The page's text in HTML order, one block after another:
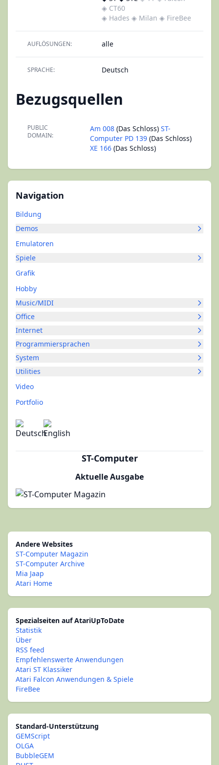
Navigation
Bildung
Demos
Emulatoren
Spiele
Grafik
Hobby
Music/MIDI
Office
Internet
Programmiersprachen
System
Utilities
Video
Portfolio
ST-Computer
Aktuelle Ausgabe
◈ CT60
◈ Hades ◈ Milan ◈ FireBee
AUFLÖSUNGEN: alle
SPRACHE: Deutsch
Bezugsquellen
PUBLIC
DOMAIN:
Am 008 (Das Schloss) ST-
Computer PD 139 (Das Schloss)
XE 166 (Das Schloss)
Andere Websites
ST-Computer Magazin
ST-Computer Archive
Mia Jaap
Atari Home
Spezialseiten auf AtariUpToDate
Statistik
Über
RSS feed
Empfehlenswerte Anwendungen
Atari ST Klassiker
Atari Falcon Anwendungen & Spiele
FireBee
Standard-Unterstützung
GEMScript
OLGA
BubbleGEM